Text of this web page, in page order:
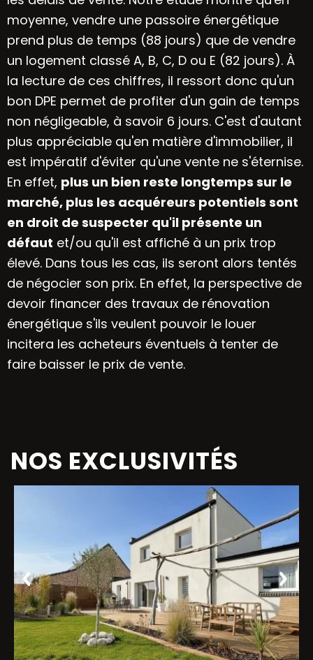
moyenne, vendre une passoire énergétique
prend plus de temps (88 jours) que de vendre
un logement classé A, B, C, D ou E (82 jours). À
la lecture de ces chiffres, il ressort donc qu'un
bon DPE permet de profiter d'un gain de temps
non négligeable, à savoir 6 jours. C'est d'autant
plus appréciable qu'en matière d'immobilier, il
est impératif d'éviter qu'une vente ne s'éternise.
En effet, plus un bien reste longtemps sur le
marché, plus les acquéreurs potentiels sont
en droit de suspecter qu'il présente un
défaut et/ou qu'il est affiché à un prix trop
élevé. Dans tous les cas, ils seront alors tentés
de négocier son prix. En effet, la perspective de
devoir financer des travaux de rénovation
énergétique s'ils veulent pouvoir le louer
incitera les acheteurs éventuels à tenter de
faire baisser le prix de vente.
NOS EXCLUSIVITÉS